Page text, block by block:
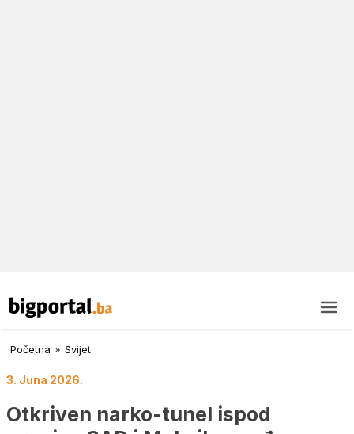
Početna » Svijet
3. Juna 2026.
Otkriven narko-tunel ispod